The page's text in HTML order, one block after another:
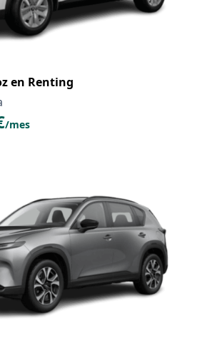
en Renting
/mes